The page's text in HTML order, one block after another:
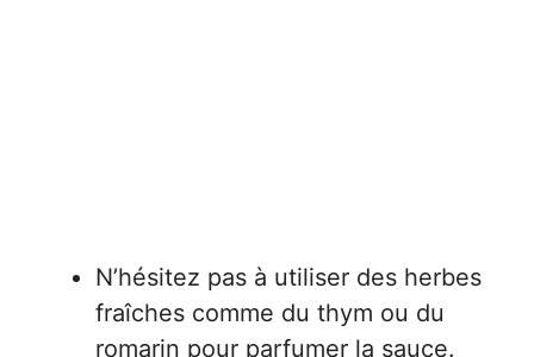
N’hésitez pas à utiliser des herbes
fraîches comme du thym ou du
romarin pour parfumer la sauce.